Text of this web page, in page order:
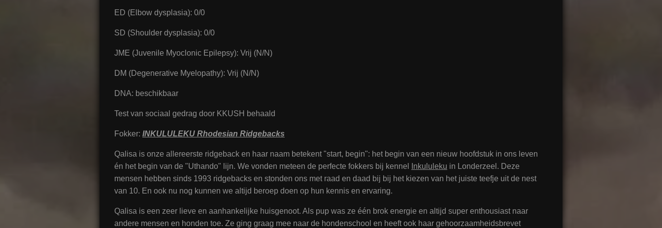
ED (Elbow dysplasia): 0/0
SD (Shoulder dysplasia): 0/0
JME (Juvenile Myoclonic Epilepsy): Vrij (N/N)
DM (Degenerative Myelopathy): Vrij (N/N)
DNA: beschikbaar
Test van sociaal gedrag door KKUSH behaald
Fokker: INKULULEKU Rhodesian Ridgebacks
Qalisa is onze allereerste ridgeback en haar naam betekent "start, begin": het begin van een nieuw hoofdstuk in ons leven
én het begin van de "Uthando" lijn. We vonden meteen de perfecte fokkers bij kennel
Inkululeku in Londerzeel. Deze
mensen hebben sinds 1993 ridgebacks en stonden ons met raad en daad bij bij het kiezen van het juiste teefje uit de nest
van 10. En ook nu nog kunnen we altijd beroep doen op hun kennis en ervaring.
Qalisa is een zeer lieve en aanhankelijke huisgenoot. Als pup was ze één brok energie en altijd super enthousiast naar
andere mensen en honden toe. Ze ging graag mee naar de hondenschool en heeft ook haar gehoorzaamheidsbrevet